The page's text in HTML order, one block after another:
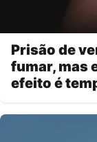
Prisão de
fumar, mas
efeito é